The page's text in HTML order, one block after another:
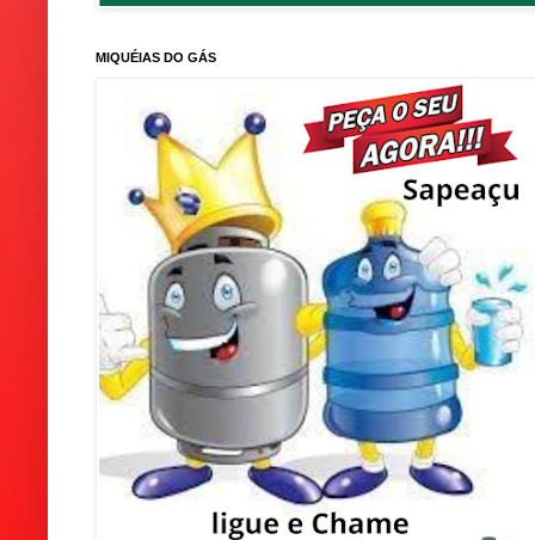
MIQUÉIAS DO GÁS